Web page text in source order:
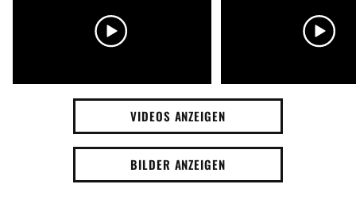
VIDEOS ANZEIGEN
BILDER ANZEIGEN